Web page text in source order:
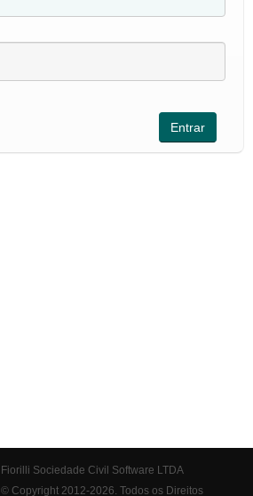
Fiorilli Sociedade Civil Software LTDA
© Copyright 2012-2026. Todos os Direitos